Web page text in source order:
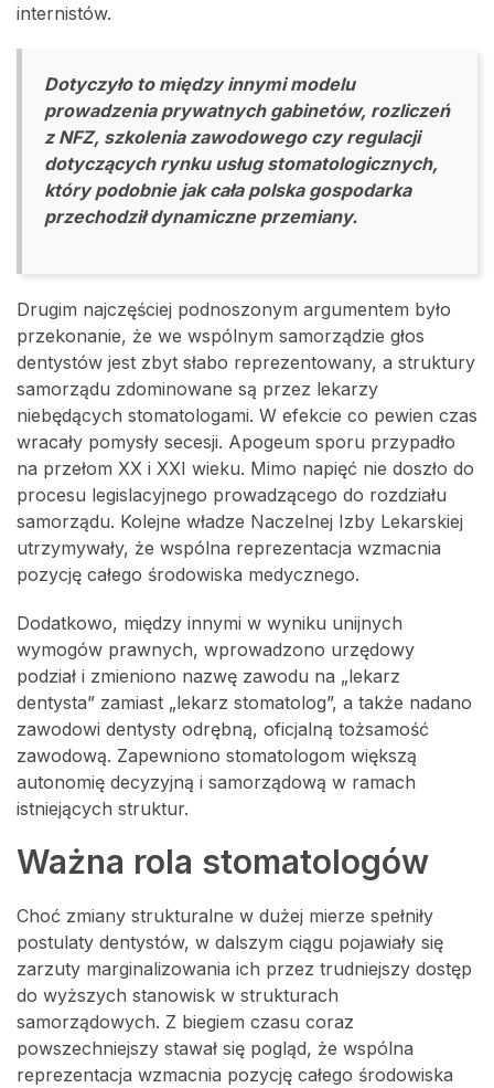
internistów.
Dotyczyło to między innymi modelu
prowadzenia prywatnych gabinetów, rozliczeń
z NFZ, szkolenia zawodowego czy regulacji
dotyczących rynku usług stomatologicznych,
który podobnie jak cała polska gospodarka
przechodził dynamiczne przemiany.
Drugim najczęściej podnoszonym argumentem było
przekonanie, że we wspólnym samorządzie głos
dentystów jest zbyt słabo reprezentowany, a struktury
samorządu zdominowane są przez lekarzy
niebędących stomatologami. W efekcie co pewien czas
wracały pomysły secesji. Apogeum sporu przypadło
na przełom XX i XXI wieku. Mimo napięć nie doszło do
procesu legislacyjnego prowadzącego do rozdziału
samorządu. Kolejne władze Naczelnej Izby Lekarskiej
utrzymywały, że wspólna reprezentacja wzmacnia
pozycję całego środowiska medycznego.
Dodatkowo, między innymi w wyniku unijnych
wymogów prawnych, wprowadzono urzędowy
podział i zmieniono nazwę zawodu na „lekarz
dentysta” zamiast „lekarz stomatolog”, a także nadano
zawodowi dentysty odrębną, oficjalną tożsamość
zawodową. Zapewniono stomatologom większą
autonomię decyzyjną i samorządową w ramach
istniejących struktur.
Ważna rola stomatologów
Choć zmiany strukturalne w dużej mierze spełniły
postulaty dentystów, w dalszym ciągu pojawiały się
zarzuty marginalizowania ich przez trudniejszy dostęp
do wyższych stanowisk w strukturach
samorządowych. Z biegiem czasu coraz
powszechniejszy stawał się pogląd, że wspólna
reprezentacja wzmacnia pozycję całego środowiska